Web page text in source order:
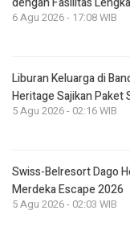
6 Agu 2026 - 17:08 WIB
Liburan Keluarga di
Heritage Sajikan Paket
5 Agu 2026 - 02:16 WIB
Swiss-Belresort Dago
Merdeka Escape 2026
5 Agu 2026 - 02:03 WIB